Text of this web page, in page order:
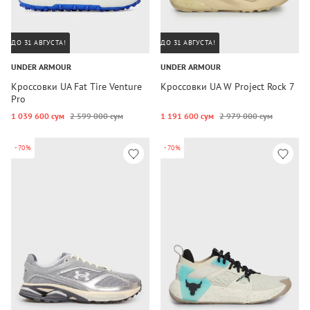
ДО 31 АВГУСТА!
UNDER ARMOUR
Кроссовки UA Fat Tire Venture
Pro
1 039 600 сум 2 599 000 сум
ДО 31 АВГУСТА!
UNDER ARMOUR
Кроссовки UA W Project Rock 7
1 191 600 сум 2 979 000 сум
-70% -70%